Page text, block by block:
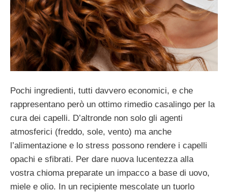
Pochi ingredienti, tutti davvero economici, e che
rappresentano però un ottimo rimedio casalingo per la
cura dei capelli. D’altronde non solo gli agenti
atmosferici (freddo, sole, vento) ma anche
l’alimentazione e lo stress possono rendere i capelli
opachi e sfibrati. Per dare nuova lucentezza alla
vostra chioma preparate un impacco a base di uovo,
miele e olio. In un recipiente mescolate un tuorlo